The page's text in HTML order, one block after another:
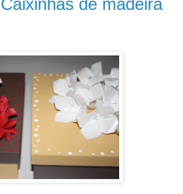
de madeira